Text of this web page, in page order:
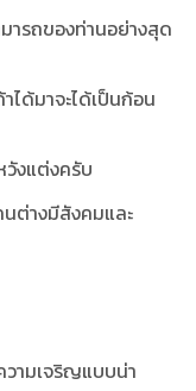
ารถของท่านอย่างสุด
ได้มาจะได้เป็นก้อน
วังแต่งครับ
ต่างมีสังคมและ
ามเจริญแบบน่า